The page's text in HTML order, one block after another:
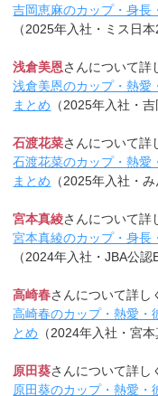
吉岡恵麻のカップ・身長
（2025年入社・ミス日
浅倉美恩さんについて詳
浅倉美恩のカップ・熱愛
まとめ （2025年入社・
石渡花菜さんについて詳
石渡花菜のカップ・熱愛
まとめ （2025年入社・
宮本真綾さんについて詳
宮本真綾のカップ・身長
（2024年入社・JBA公
高崎春さんについて詳し
高崎春のカップ・熱愛・
とめ （2024年入社・宮本
原田葵さんについて詳し
原田葵のカップ・熱愛・